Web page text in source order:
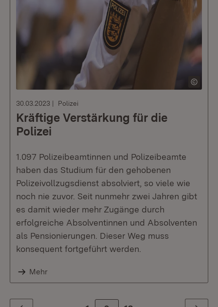
30.03.2023 Polizei
Kräftige Verstärkung für die
Polizei
1.097 Polizeibeamtinnen und Polizeibeamte
haben das Studium für den gehobenen
Polizeivollzugsdienst absolviert, so viele wie
noch nie zuvor. Seit nunmehr zwei Jahren gibt
es damit wieder mehr Zugänge durch
erfolgreiche Absolventinnen und Absolventen
als Pensionierungen. Dieser Weg muss
konsequent fortgeführt werden.
Mehr